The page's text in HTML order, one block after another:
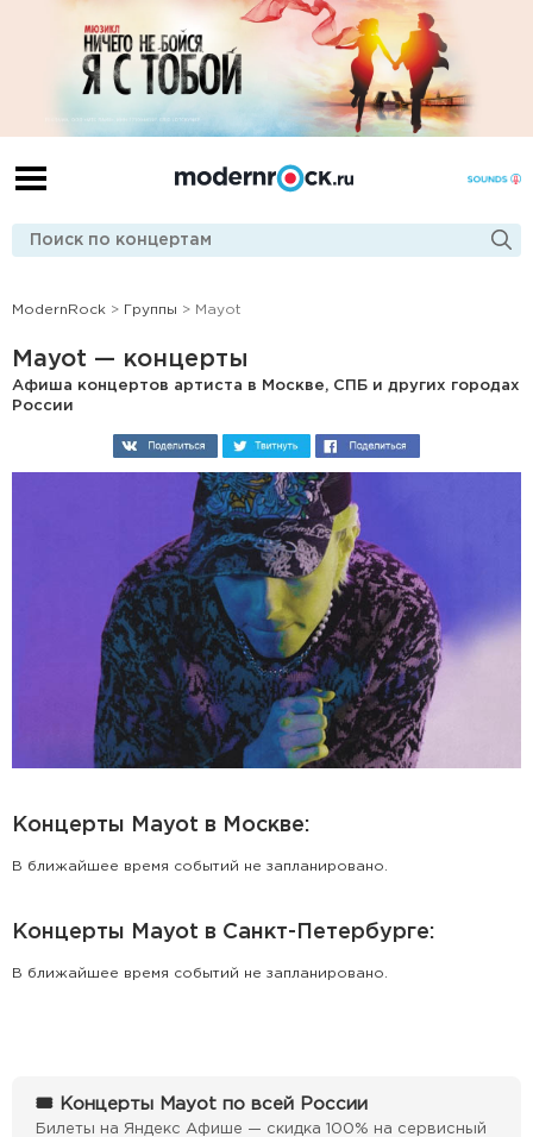
ModernRock > Группы > Mayot
Mayot — концерты
Афиша концертов артиста в Москве, СПБ и других городах
России
Концерты Mayot в Москве:
В ближайшее время событий не запланировано.
Концерты Mayot в Санкт-Петербурге:
В ближайшее время событий не запланировано.
🎟 Концерты Mayot по всей России
Билеты на Яндекс Афише — скидка 100% на сервисный